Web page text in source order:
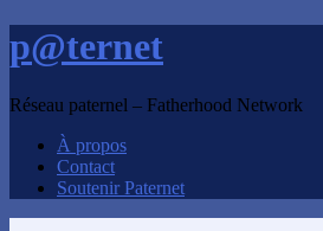
p@ternet
Réseau paternel – Fatherhood Network
À propos
Contact
Soutenir Paternet